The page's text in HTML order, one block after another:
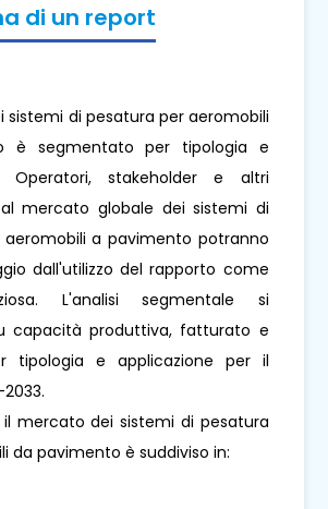
di un report
sistemi di pesatura per aeromobili
è segmentato per tipologia e
Operatori, stakeholder e altri
mercato globale dei sistemi di
a pavimento potranno
dall'utilizzo del rapporto come
L'analisi segmentale si
capacità produttiva, fatturato e
tipologia e applicazione per il
il mercato dei sistemi di pesatura
da pavimento è suddiviso in: